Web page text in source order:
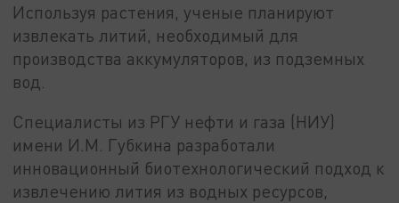
Используя растения, ученые планируют
извлекать литий, необходимый для
производства аккумуляторов, из подземных
вод.
Специалисты из РГУ нефти и газа (НИУ)
имени И.М. Губкина разработали
инновационный биотехнологический подход к
извлечению лития из водных ресурсов,